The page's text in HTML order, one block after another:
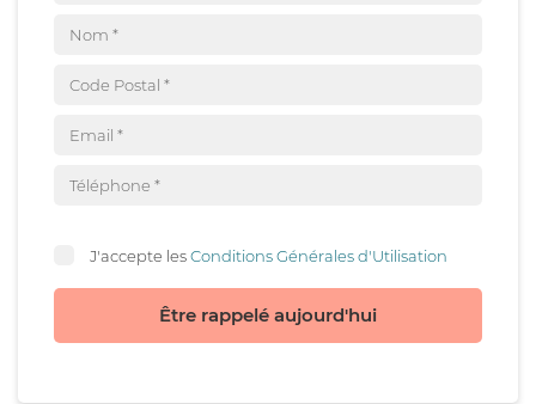
J'accepte lesConditions Générales d'Utilisation
Être rappelé aujourd'hui